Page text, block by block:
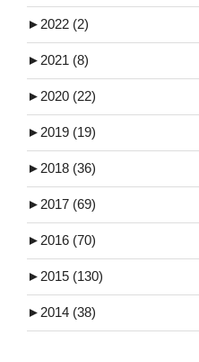
► 2022 (2)
► 2021 (8)
► 2020 (22)
► 2019 (19)
► 2018 (36)
► 2017 (69)
► 2016 (70)
► 2015 (130)
► 2014 (38)